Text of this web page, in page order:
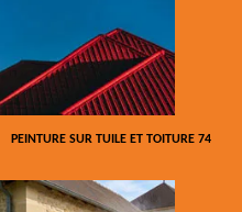
PEINTURE SUR TUILE ET TOITURE 74